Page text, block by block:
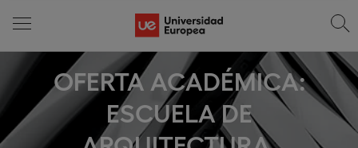
OFERTA ACADÉMICA:
ESCUELA DE